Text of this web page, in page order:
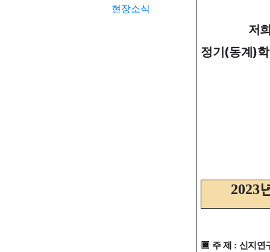
현장소식
저
정기 (동계)
2023
▣ 주 제 : 신지연